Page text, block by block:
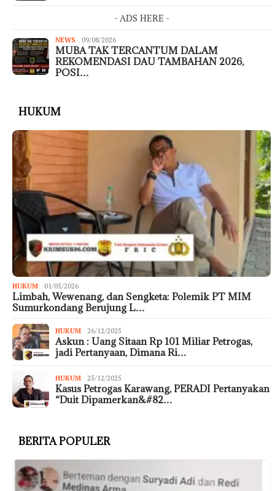
- ADS HERE -
NEWS 09/08/2026
MUBA TAK TERCANTUM DALAM
REKOMENDASI DAU TAMBAHAN 2026,
POSI…
HUKUM
HUKUM 01/05/2026
Limbah, Wewenang, dan Sengketa: Polemik PT MIM
Sumurkondang Berujung L…
HUKUM 26/12/2025
Askun : Uang Sitaan Rp 101 Miliar Petrogas,
jadi Pertanyaan, Dimana Ri…
HUKUM 25/12/2025
Kasus Petrogas Karawang, PERADI Pertanyakan
“Duit Dipamerkan&#82…
BERITA POPULER